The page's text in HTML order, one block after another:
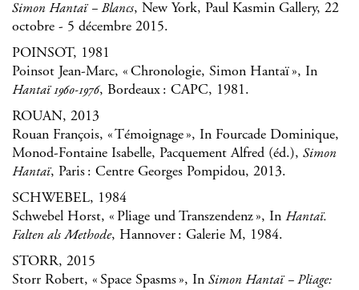
Simon Hantaï – Blancs, New York, Paul Kasmin Gallery, 22
octobre - 5 décembre 2015.
POINSOT, 1981
Poinsot Jean-Marc, « Chronologie, Simon Hantaï », In
Hantaï 1960-1976, Bordeaux : CAPC, 1981.
ROUAN, 2013
Rouan François, « Témoignage », In Fourcade Dominique,
Monod-Fontaine Isabelle, Pacquement Alfred (éd.), Simon
Hantaï, Paris : Centre Georges Pompidou, 2013.
SCHWEBEL, 1984
Schwebel Horst, « Pliage und Transzendenz », In Hantaï.
Falten als Methode, Hannover : Galerie M, 1984.
STORR, 2015
Storr Robert, « Space Spasms », In Simon Hantaï – Pliage: